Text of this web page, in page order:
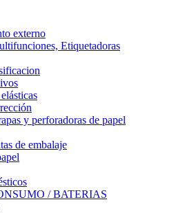
externo
Etiquetadoras
y perforadoras de papel
de embalaje
/ BATERIAS